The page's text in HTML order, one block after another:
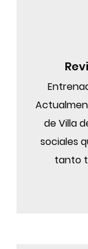
de Villa
sociales
tanto